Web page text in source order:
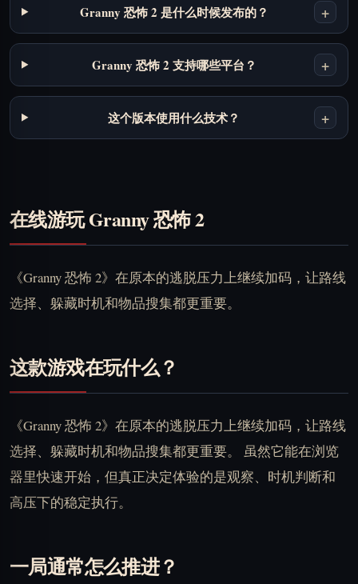
Granny 恐怖 2 是什么时候发布的？ +
Granny 恐怖 2 支持哪些平台？ +
这个版本使用什么技术？ +
在线游玩 Granny 恐怖 2
《Granny 恐怖 2》在原本的逃脱压力上继续加码，让路线
选择、躲藏时机和物品搜集都更重要。
这款游戏在玩什么？
《Granny 恐怖 2》在原本的逃脱压力上继续加码，让路线
选择、躲藏时机和物品搜集都更重要。 虽然它能在浏览
器里快速开始，但真正决定体验的是观察、时机判断和
高压下的稳定执行。
一局通常怎么推进？